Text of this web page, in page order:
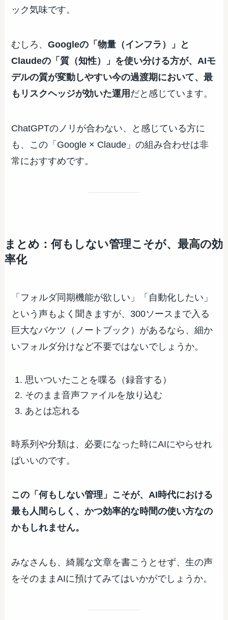
ック気味です。
むしろ、Googleの「物量（インフラ）」と
Claudeの「質（知性）」を使い分ける方が、AIモ
デルの質が変動しやすい今の過渡期において、最
もリスクヘッジが効いた運用 だと感じています。
ChatGPTのノリが合わない、と感じている方に
も、この「Google × Claude」の組み合わせは非
常におすすめです。
まとめ：何もしない管理こそが、最高の効
率化
「フォルダ同期機能が欲しい」「自動化したい」
という声もよく聞きますが、300ソースまで入る
巨大なバケツ（ノートブック）があるなら、細か
いフォルダ分けなど不要ではないでしょうか。
思いついたことを喋る（録音する）
そのまま音声ファイルを放り込む
あとは忘れる
時系列や分類は、必要になった時にAIにやらせれ
ばいいのです。
この「何もしない管理」こそが、AI時代における
最も人間らしく、かつ効率的な時間の使い方なの
かもしれません。
みなさんも、綺麗な文章を書こうとせず、生の声
をそのままAIに預けてみてはいかがでしょうか。